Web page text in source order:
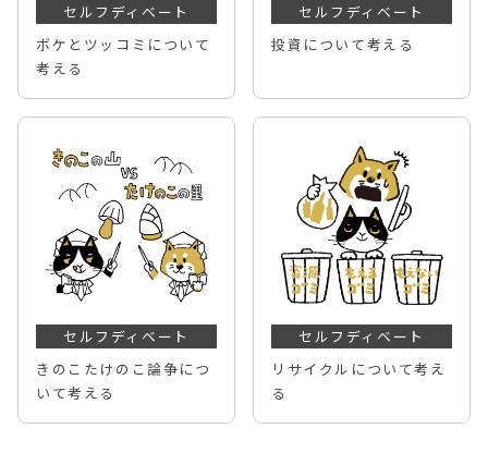
セルフディベート
ボケとツッコミについて
考える
セルフディベート
投資について考える
セルフディベート
きのこたけのこ論争につ
いて考える
セルフディベート
リサイクルについて考え
る